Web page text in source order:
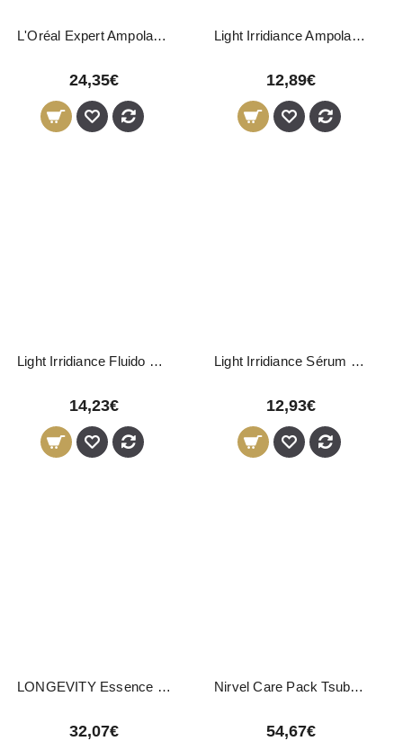
L'Oréal Expert Ampolas Aminexil Advanced 10x6ml
24,35€
Light Irridiance Ampolas Anti-Queda 12x10ml
12,89€
Light Irridiance Fluido Regenerador Anti-Amarelos 100ml
14,23€
Light Irridiance Sérum Nutritivo Argan 100ml
12,93€
LONGEVITY Essence Nirvel 250ml
32,07€
Nirvel Care Pack Tsubaki Ultra-Reparador
54,67€